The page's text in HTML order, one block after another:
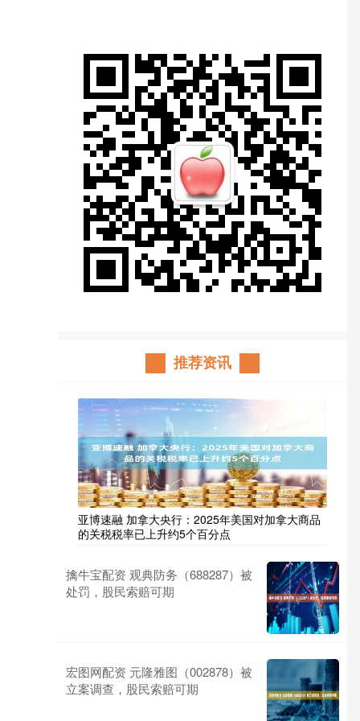
推荐资讯
亚博速融 加拿大央行：2025年美国对加拿大商品
的关税税率已上升约5个百分点
擒牛宝配资 观典防务（688287）被
处罚，股民索赔可期
宏图网配资 元隆雅图（002878）被
立案调查，股民索赔可期